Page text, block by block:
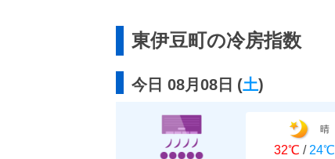
東伊豆町の冷房指数
今日 08月08日 (土)
晴
32℃ / 24℃